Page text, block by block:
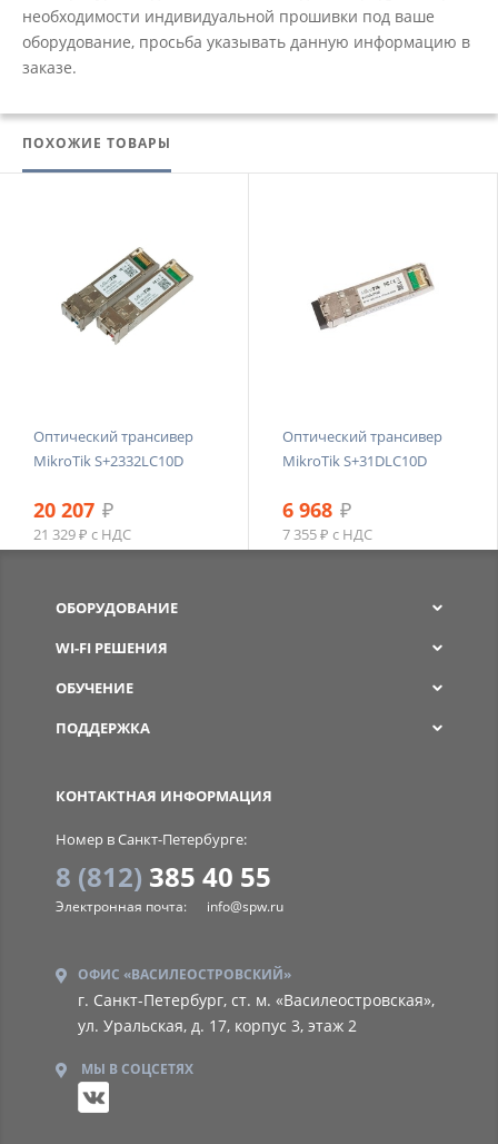
необходимости индивидуальной прошивки под ваше
оборудование, просьба указывать данную информацию в
заказе.
ПОХОЖИЕ ТОВАРЫ
Оптический трансивер
MikroTik S+2332LC10D
20 207 ₽
21 329 ₽ с НДС
Оптический трансивер
MikroTik S+31DLC10D
6 968 ₽
7 355 ₽ с НДС
КОНТАКТНАЯ ИНФОРМАЦИЯ
Номер в Санкт-Петербурге:
8 (812) 385 40 55
Электронная почта: info@spw.ru
ОФИС «ВАСИЛЕОСТРОВСКИЙ»
г. Санкт-Петербург, ст. м. «Василеостровская»,
ул. Уральская, д. 17, корпус 3, этаж 2
МЫ В СОЦСЕТЯХ
ОБОРУДОВАНИЕ
WI-FI РЕШЕНИЯ
ОБУЧЕНИЕ
ПОДДЕРЖКА